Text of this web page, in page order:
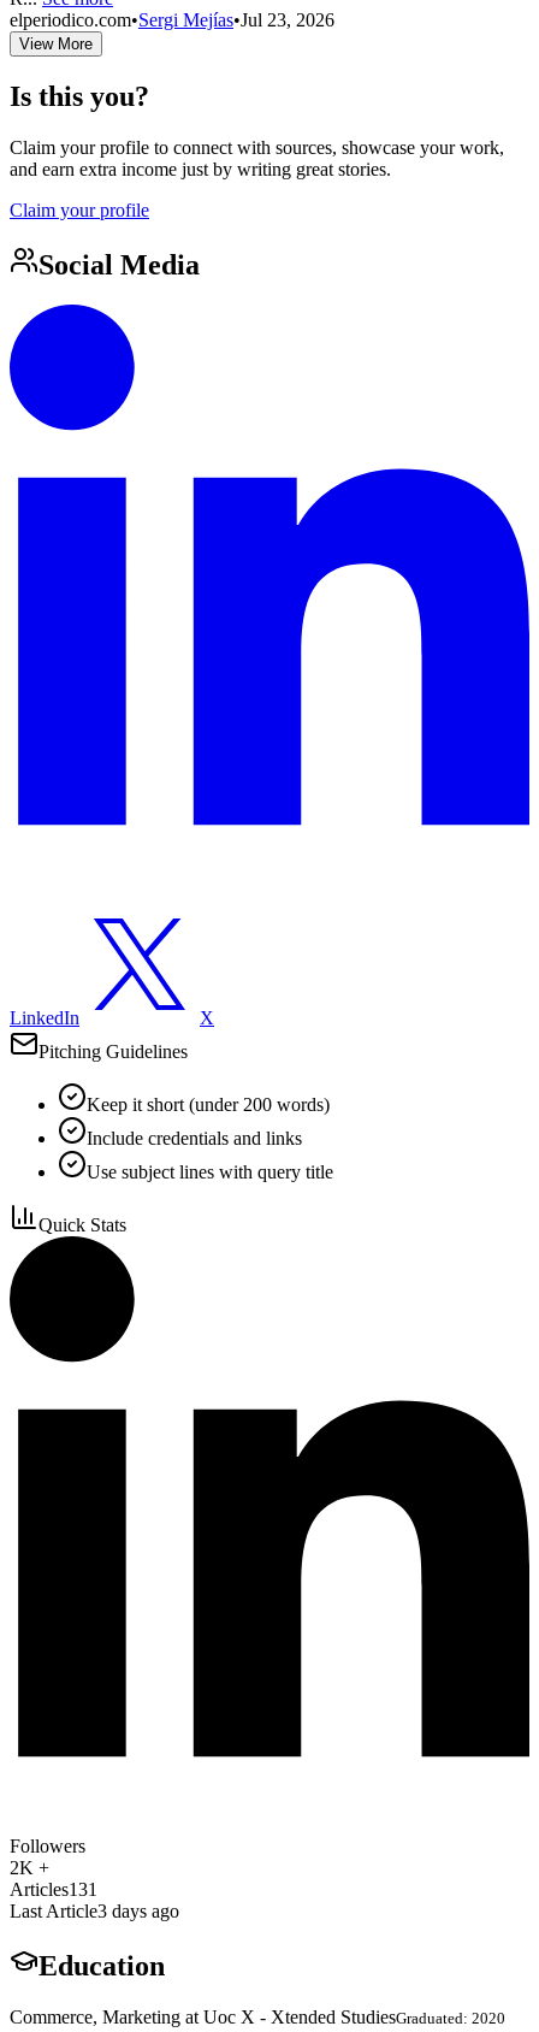
elperiodico.com•Sergi Mejías•Jul 23, 2026
View More
Is this you?
Claim your profile to connect with sources, showcase your work,
and earn extra income just by writing great stories.
Claim your profile
Social Media
LinkedIn
X
Pitching Guidelines
Keep it short (under 200 words)
Include credentials and links
Use subject lines with query title
Quick Stats
Followers
2K +
Articles131
Last Article3 days ago
Education
Commerce, Marketing at Uoc X - Xtended StudiesGraduated: 2020